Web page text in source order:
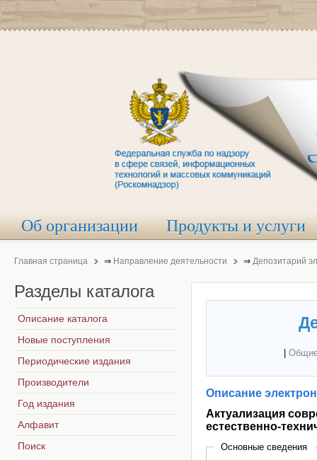
Об организации Продукты и услуги
Главная страница ⇒ Направление деятельности ⇒ Депозитарий
Описание
Актуализация
естественно-
Основные сведения
Разделы каталога
Описание каталога
Новые поступления
Периодические издания
Производители
Год издания
Алфавит
Поиск